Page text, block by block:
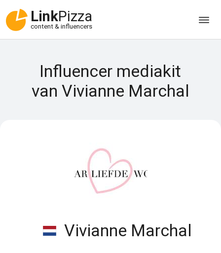
LinkPizza
content & influencers
Influencer mediakit
van Vivianne Marchal
Vivianne Marchal